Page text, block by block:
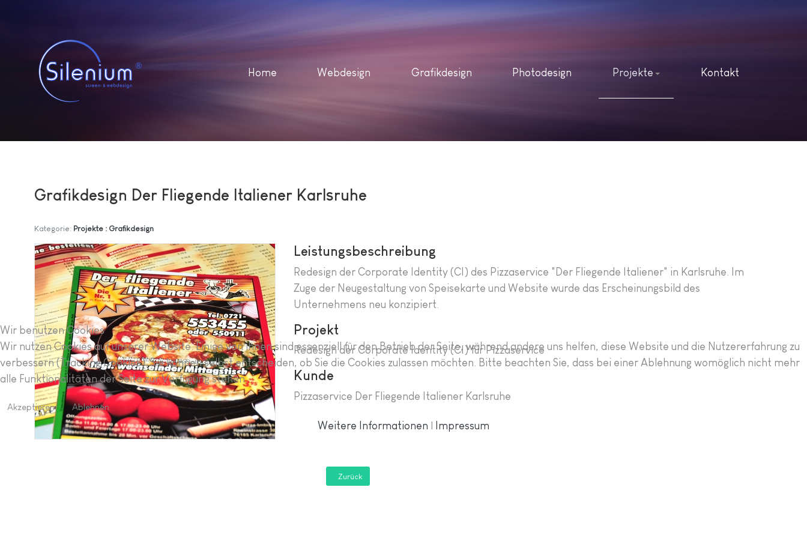
Home Webdesign Grafikdesign Photodesign Projekte Kontakt
Grafikdesign Der Fliegende Italiener Karlsruhe
Kategorie: Projekte : Grafikdesign
Leistungsbeschreibung
Redesign der Corporate Identity (CI) des Pizzaservice "Der Fliegende Italiener" in Karlsruhe. Im
Zuge der Neugestaltung von Speisekarte und Website wurde das Erscheinungsbild des
Unternehmens neu konzipiert.
Projekt
Redesign der Corporate Identity (CI) für Pizzaservice
Kunde
Pizzaservice Der Fliegende Italiener Karlsruhe
Zurück
Wir benutzen Cookies
Wir nutzen Cookies auf unserer Website. Einige von ihnen sind essenziell für den Betrieb der Seite, während andere uns helfen, diese Website und die Nutzererfahrung zu
verbessern (Tracking Cookies). Sie können selbst entscheiden, ob Sie die Cookies zulassen möchten. Bitte beachten Sie, dass bei einer Ablehnung womöglich nicht mehr
alle Funktionalitäten der Seite zur Verfügung stehen.
Akzeptieren Ablehnen
Weitere Informationen | Impressum